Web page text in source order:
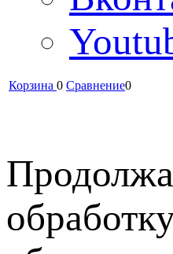
Корзина 0 Сравнение0